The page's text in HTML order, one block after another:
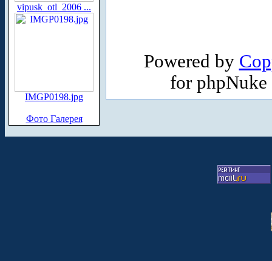
vipusk_otl_2006 ...
IMGP0198.jpg
Фото Галерея
Powered by
for